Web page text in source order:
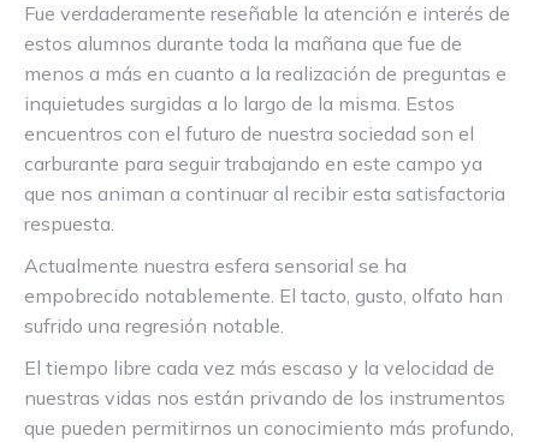
Fue verdaderamente reseñable la atención e interés de
estos alumnos durante toda la mañana que fue de
menos a más en cuanto a la realización de preguntas e
inquietudes surgidas a lo largo de la misma. Estos
encuentros con el futuro de nuestra sociedad son el
carburante para seguir trabajando en este campo ya
que nos animan a continuar al recibir esta satisfactoria
respuesta.
Actualmente nuestra esfera sensorial se ha
empobrecido notablemente. El tacto, gusto, olfato han
sufrido una regresión notable.
El tiempo libre cada vez más escaso y la velocidad de
nuestras vidas nos están privando de los instrumentos
que pueden permitirnos un conocimiento más profundo,